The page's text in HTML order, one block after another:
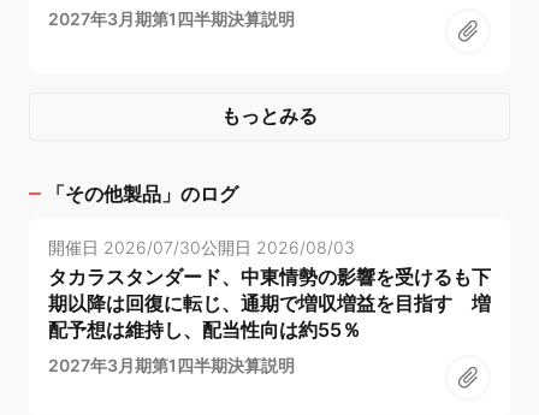
2027年3月期第1四半期決算説明
もっとみる
「その他製品 」のログ
開催日 2026/07/30公開日 2026/08/03
タカラスタンダード、中東情勢の影響を受けるも下
期以降は回復に転じ、通期で増収増益を目指す 増
配予想は維持し、配当性向は約55％
2027年3月期第1四半期決算説明